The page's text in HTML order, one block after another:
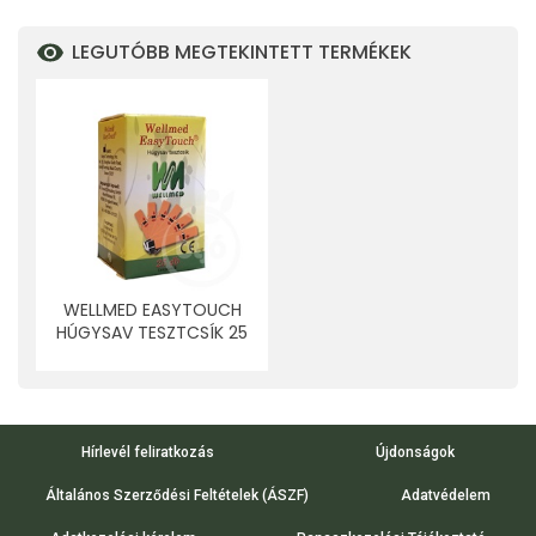
LEGUTÓBB MEGTEKINTETT TERMÉKEK
WELLMED EASYTOUCH
HÚGYSAV TESZTCSÍK 25
Hírlevél feliratkozás Újdonságok
Általános Szerződési Feltételek (ÁSZF) Adatvédelem